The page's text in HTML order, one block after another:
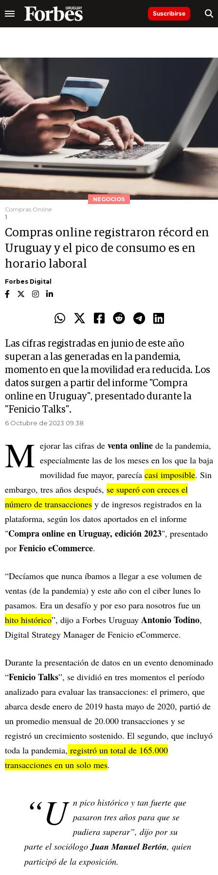
Suscribirse
NEGOCIOS
Compras Online
1
Compras online registraron récord en
Uruguay y el pico de consumo es en
horario laboral
Forbes Digital
Las cifras registradas en junio de este año
superan a las generadas en la pandemia,
momento en que la movilidad era reducida. Los
datos surgen a partir del informe "Compra
online en Uruguay", presentado durante la
"Fenicio Talks".
6 Octubre de 2023 09.38
M ejorar las cifras de venta online de la pandemia,
especialmente las de los meses en los que la baja
movilidad fue mayor, parecía casi imposible. Sin
embargo, tres años después, se superó con creces el
número de transacciones y de ingresos registrados en la
plataforma, según los datos aportados en el informe
"Compra online en Uruguay, edición 2023", presentado
por Fenicio eCommerce.
“Decíamos que nunca íbamos a llegar a ese volumen de
ventas (de la pandemia) y este año con el ciber lunes lo
pasamos. Era un desafío y por eso para nosotros fue un
hito histórico”, dijo a Forbes Uruguay Antonio Todino,
Digital Strategy Manager de Fenicio eCommerce.
Durante la presentación de datos en un evento denominado
“Fenicio Talks”, se dividió en tres momentos el período
analizado para evaluar las transacciones: el primero, que
abarca desde enero de 2019 hasta mayo de 2020, partió de
un promedio mensual de 20.000 transacciones y se
registró un crecimiento sostenido. El segundo, que incluyó
toda la pandemia, registró un total de 165.000
transacciones en un solo mes.
“U n pico histórico y tan fuerte que
pasaron tres años para que se
pudiera superar”, dijo por su
parte el sociólogoJuan Manuel Bertón, quien
participó de la exposición.